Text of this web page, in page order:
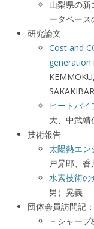
山梨県の
ータベー
研究論文
Cost and
generation
ヒートパ
大、中武靖
技術報告
太陽熱エ
戸昴郎、香
水素技術の
男）晃義
団体会員訪問記
－シャー